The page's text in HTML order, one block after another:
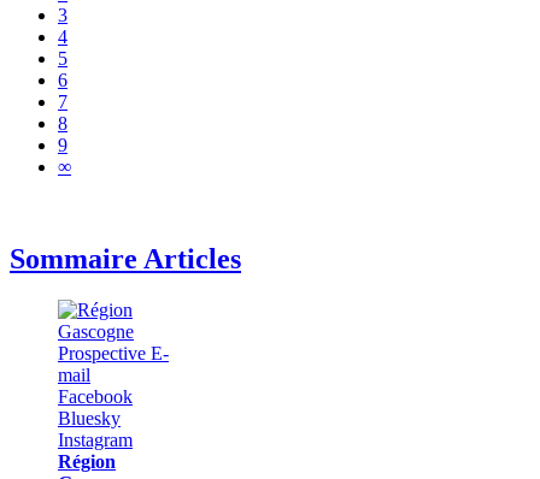
3
4
5
6
7
8
9
∞
Sommaire Articles
Région